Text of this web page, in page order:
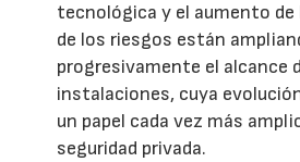
tecnológica y el aumento de
de los riesgos están
progresivamente el alcance
instalaciones, cuya
un papel cada vez más
seguridad privada.